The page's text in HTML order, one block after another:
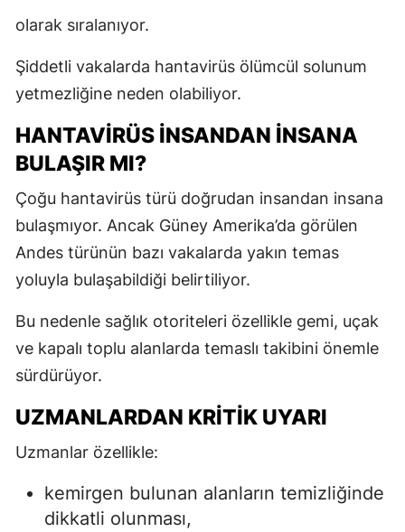
olarak sıralanıyor.
Şiddetli vakalarda hantavirüs ölümcül solunum
yetmezliğine neden olabiliyor.
HANTAVIRÜS İNSANDAN İNSANA
BULAŞIR MI?
Çoğu hantavirüs türü doğrudan insandan insana
bulaşmıyor. Ancak Güney Amerika’da görülen
Andes türünün bazı vakalarda yakın temas
yoluyla bulaşabildiği belirtiliyor.
Bu nedenle sağlık otoriteleri özellikle gemi, uçak
ve kapalı toplu alanlarda temaslı takibini önemle
sürdürüyor.
UZMANLARDAN KRITIK UYARI
Uzmanlar özellikle:
kemirgen bulunan alanların temizliğinde
dikkatli olunması,